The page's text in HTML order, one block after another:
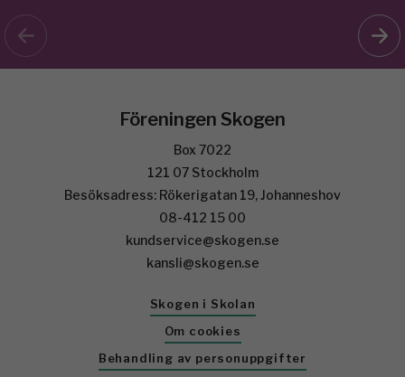
Föreningen Skogen
Box 7022
121 07 Stockholm
Besöksadress: Rökerigatan 19, Johanneshov
08-412 15 00
kundservice@skogen.se
kansli@skogen.se
Skogen i Skolan
Om cookies
Behandling av personuppgifter